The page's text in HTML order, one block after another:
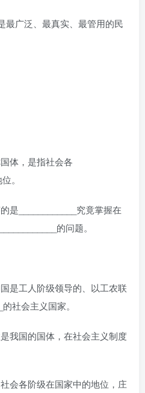
最广泛、最真实、最管用的民
体，是指社会各
。
是____________究竟掌握在
的问题。
是工人阶级领导的、以工农联
社会主义国家。
我国的国体，在社会主义制度
会各阶级在国家中的地位，庄